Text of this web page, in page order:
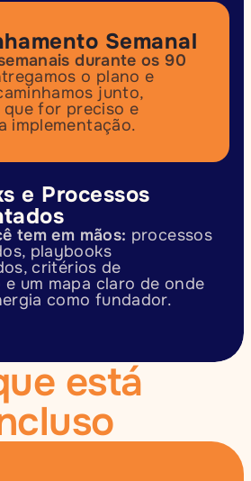
Semanal
durante os 90
o plano e
junto,
que for preciso e
implementação.
e Processos
tem em mãos: processos
playbooks
critérios de
um mapa claro de onde
como fundador.
está